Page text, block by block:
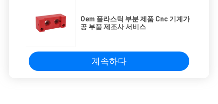
Oem 플라스틱 부분 제품 Cnc 기계가
공 부품 제조사 서비스
계속하다